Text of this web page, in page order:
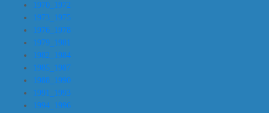
1970_1972
1973_1975
1976_1978
1979_1981
1982_1984
1985_1987
1988_1990
1991_1993
1994_1996